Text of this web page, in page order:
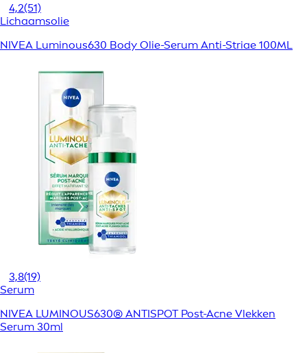
4,2(51)
Lichaamsolie
NIVEA Luminous630 Body Olie-Serum Anti-Striae 100ML
3,8(19)
Serum
NIVEA LUMINOUS630® ANTISPOT Post-Acne Vlekken
Serum 30ml